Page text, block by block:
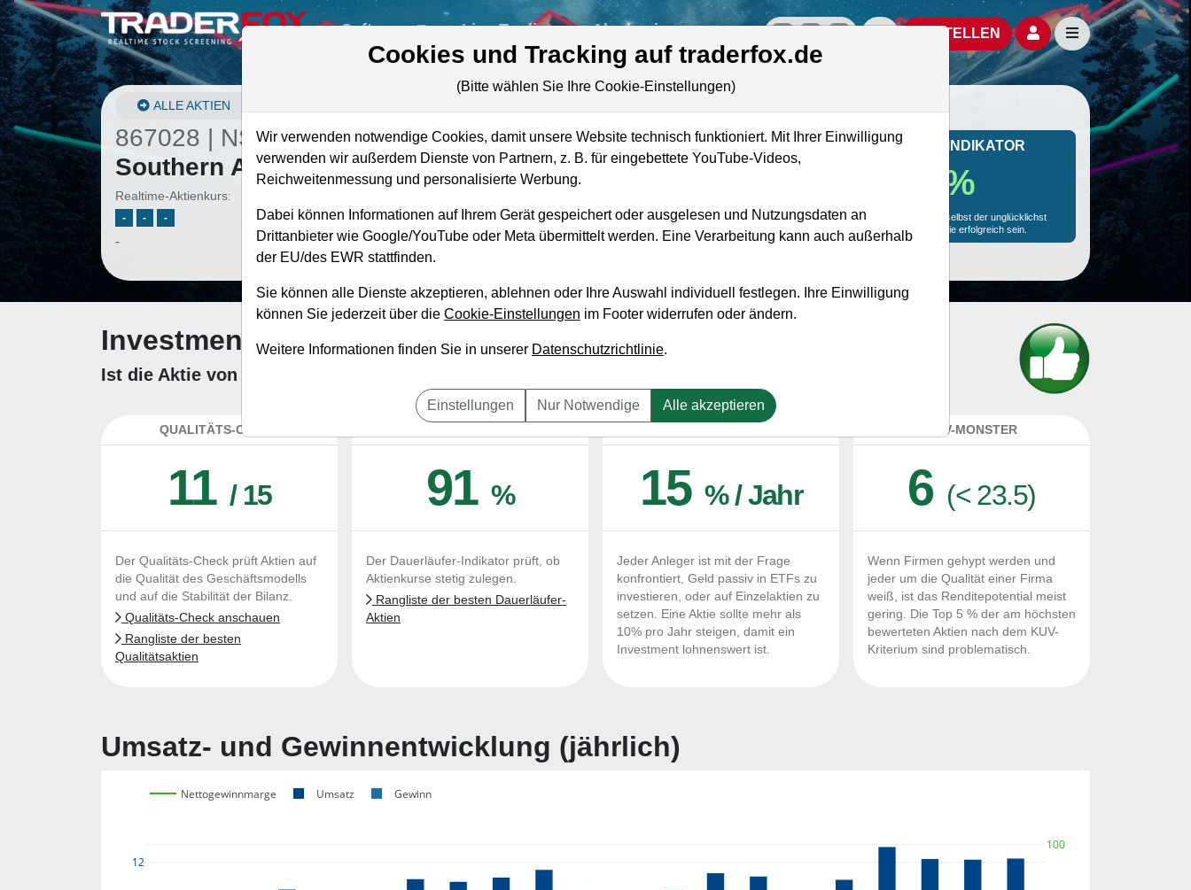
Software Live-Trading Akademie offizielle Social Media-AccountsAktien- und Artikelsuche öffnen
BESTELLEN Seitennavigation
ALLE AKTIEN
867028 | NSC–Norfolk
Southern Aktie
Realtime-Aktienkurs:
- - -
-
Marktkapitalisierung 76,88 Mrd. USD
Unternehmenswert
Umsatz 12,18 Mrd. USD
MONKEY-TRADER INDIKATOR
79.8 %
Mit 79.8 % Wahrscheinlichkeit wird selbst der unglücklichst
agierende Trader mit dieser Aktie erfolgreich sein.
Investment-Check: Kaufempfehlung?
Ist die Aktie von Norfolk Southern zum Kaufen und Liegenlassen geeignet?
QUALITÄTS-CHECK
11 / 15
Der Qualitäts-Check prüft Aktien auf
die Qualität des Geschäftsmodells
und auf die Stabilität der Bilanz.
Qualitäts-Check anschauen
Rangliste der besten
Qualitätsaktien
91 %
Der Dauerläufer-Indikator prüft, ob
Aktienkurse stetig zulegen.
Rangliste der besten Dauerläufer-
Aktien
15 % / Jahr
Jeder Anleger ist mit der Frage
konfrontiert, Geld passiv in ETFs zu
investieren, oder auf Einzelaktien zu
setzen. Eine Aktie sollte mehr als
10% pro Jahr steigen, damit ein
Investment lohnenswert ist.
KUV-MONSTER
6 (< 23.5)
Wenn Firmen gehypt werden und
jeder um die Qualität einer Firma
weiß, ist das Renditepotential meist
gering. Die Top 5 % der am höchsten
bewerteten Aktien nach dem KUV-
Kriterium sind problematisch.
Umsatz- und Gewinnentwicklung (jährlich)
12
100
Nettogewinnmarge Umsatz Gewinn
Cookies und Tracking auf traderfox.de
(Bitte wählen Sie Ihre Cookie-Einstellungen)
Wir verwenden notwendige Cookies, damit unsere Website technisch funktioniert. Mit Ihrer Einwilligung
verwenden wir außerdem Dienste von Partnern, z. B. für eingebettete YouTube-Videos,
Reichweitenmessung und personalisierte Werbung.
Dabei können Informationen auf Ihrem Gerät gespeichert oder ausgelesen und Nutzungsdaten an
Drittanbieter wie Google/YouTube oder Meta übermittelt werden. Eine Verarbeitung kann auch außerhalb
der EU/des EWR stattfinden.
Sie können alle Dienste akzeptieren, ablehnen oder Ihre Auswahl individuell festlegen. Ihre Einwilligung
können Sie jederzeit über die Cookie-Einstellungen im Footer widerrufen oder ändern.
Weitere Informationen finden Sie in unserer Datenschutzrichtlinie.
Einstellungen Nur Notwendige Alle akzeptieren